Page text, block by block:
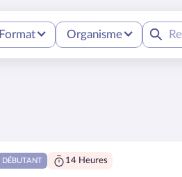
Format Organisme
DÉBUTANT 14 Heures